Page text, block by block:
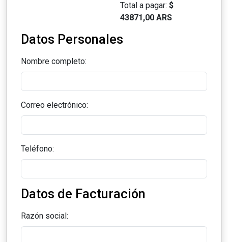
Total a pagar: $
43871,00 ARS
Datos Personales
Nombre completo:
Correo electrónico:
Teléfono:
Datos de Facturación
Razón social: